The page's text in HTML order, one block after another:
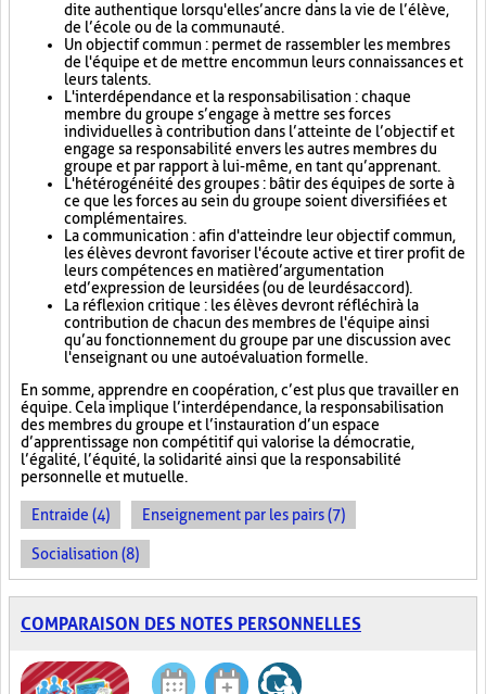
dite authentique lorsqu'elle s’ancre dans la vie de l’élève,
de l’école ou de la communauté.
Un objectif commun : permet de rassembler les membres
de l'équipe et de mettre en commun leurs connaissances et
leurs talents.
L'interdépendance et la responsabilisation : chaque
membre du groupe s’engage à mettre ses forces
individuelles à contribution dans l’atteinte de l’objectif et
engage sa responsabilité envers les autres membres du
groupe et par rapport à lui-même, en tant qu’apprenant.
L'hétérogénéité des groupes : bâtir des équipes de sorte à
ce que les forces au sein du groupe soient diversifiées et
complémentaires.
La communication : afin d'atteindre leur objectif commun,
les élèves devront favoriser l'écoute active et tirer profit de
leurs compétences en matière d’argumentation
et d’expression de leurs idées (ou de leur désaccord).
La réflexion critique : les élèves devront réfléchir à la
contribution de chacun des membres de l'équipe ainsi
qu’au fonctionnement du groupe par une discussion avec
l'enseignant ou une autoévaluation formelle.
En somme, apprendre en coopération, c’est plus que travailler en
équipe. Cela implique l’interdépendance, la responsabilisation
des membres du groupe et l’instauration d’un espace
d’apprentissage non compétitif qui valorise la démocratie,
l’égalité, l’équité, la solidarité ainsi que la responsabilité
personnelle et mutuelle.
Entraide (4) Enseignement par les pairs (7)
Socialisation (8)
COMPARAISON DES NOTES PERSONNELLES